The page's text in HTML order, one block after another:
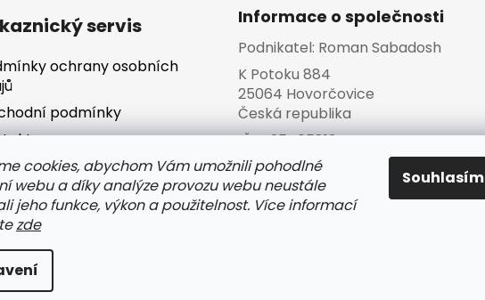
cookies, abychom Vám umožnili pohodlné
webu a díky analýze provozu webu neustále
jeho funkce, výkon a použitelnost. Více informací
zde
Souhlasím
servis
ochrany osobních
podmínky
a platba
Informace o společnosti
Podnikatel: Roman Sabadosh
K Potoku 884
25064 Hovorčovice
Česká republika
IČO:25465813